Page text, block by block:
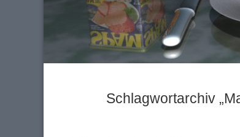
Schlagwortarchiv